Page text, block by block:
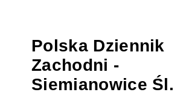
Polska Dziennik
Zachodni -
Siemianowice Śl.